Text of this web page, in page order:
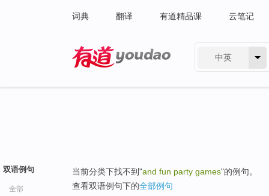
词典 翻译 有道精品课 云笔记
中英
双语例句
全部
当前分类下找不到"and fun party games"的例句。
查看双语例句下的全部例句